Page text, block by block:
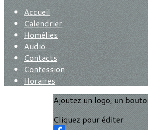
Accueil
Calendrier
Homélies
Audio
Contacts
Confession
Horaires
Ajoutez un logo, un
Cliquez pour éditer